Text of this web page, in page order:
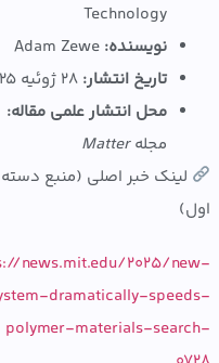
Technology
نویسنده:Adam Zewe
تاریخ انتشار:۲۸ ژوئیه ۲۰۲۵
محل انتشار علمی مقاله:
Matter
خبر اصلی (منبع دسته
https://news.mit.edu/2025/
system-dramatically-
polymer-materials-